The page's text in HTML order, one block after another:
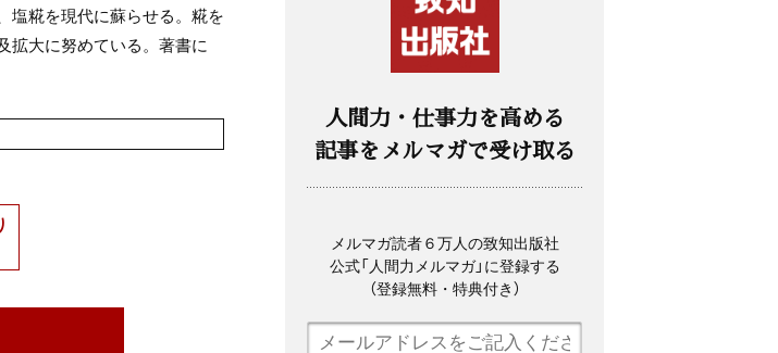
塩糀を現代に蘇らせる。糀を
拡大に努めている。著書に
人間力・仕事力を高める
記事をメルマガで受け取る
メルマガ読者６万人の致知出版社
公式「人間力メルマガ」に登録する
（登録無料・特典付き）